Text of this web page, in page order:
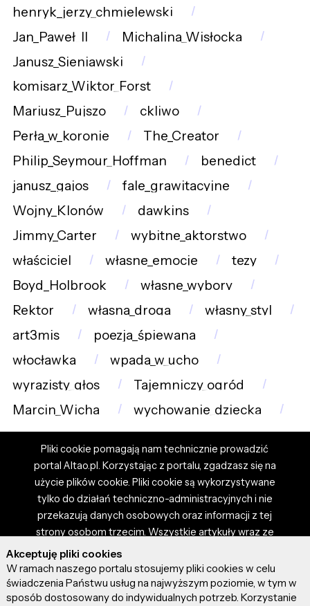
henryk_jerzy_chmielewski
Jan_Paweł_II
Michalina_Wisłocka
Janusz_Sieniawski
komisarz_Wiktor_Forst
Mariusz_Pujszo
ckliwo
Perła_w_koronie
The_Creator
Philip_Seymour_Hoffman
benedict
janusz_gajos
fale_grawitacyjne
Wojny_Klonów
dawkins
Jimmy_Carter
wybitne_aktorstwo
właściciel
własne_emocje
tezy
Boyd_Holbrook
własne_wybory
Rektor
własna_droga
własny_styl
art3mis
poezja_śpiewana
włocławka
wpada_w_ucho
wyrazisty_głos
Tajemniczy_ogród
Marcin_Wicha
wychowanie_dziecka
Pliki cookie pomagają nam technicznie prowadzić
portal Altao.pl. Korzystając z portalu, zgadzasz się na
użycie plików cookie. Pliki cookie są wykorzystywane
tylko do działań techniczno-administracyjnych i nie
przekazują danych osobowych oraz informacji z tej
strony osobom trzecim. Wszystkie artykuły wraz ze
zdjęciami i materiałami dostępnymi na portalu są
własnością użytkowników. Administrator i właściciel
portalu nie ponosi odpowiedzialności za tresci
prezentowane przez autorów artykułów. Dodając
Akceptuję pliki cookies
W ramach naszego portalu stosujemy pliki cookies w celu
świadczenia Państwu usług na najwyższym poziomie, w tym w
sposób dostosowany do indywidualnych potrzeb. Korzystanie